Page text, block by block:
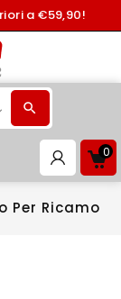
a €59,90!
0
Per Ricamo